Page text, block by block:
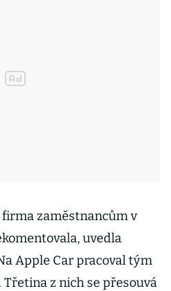
zaměstnancům v
uvedla
Apple Car pracoval tým
z nich se přesouvá